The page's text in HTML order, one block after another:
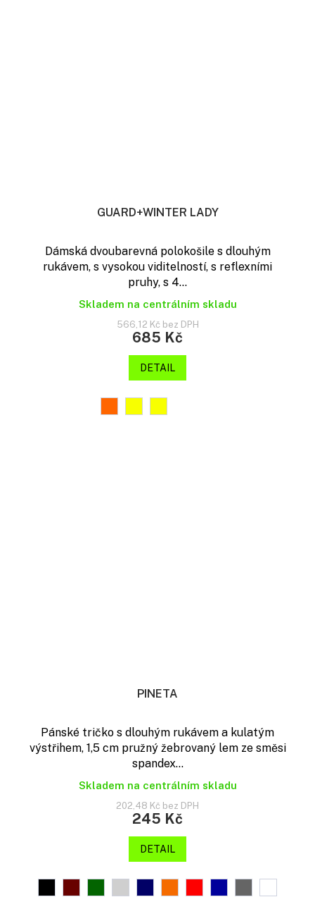
GUARD+WINTER LADY
Dámská dvoubarevná polokošile s dlouhým
rukávem, s vysokou viditelností, s reflexními
pruhy, s 4...
Skladem na centrálním skladu
566,12 Kč bez DPH
685 Kč
DETAIL
PINETA
Pánské tričko s dlouhým rukávem a kulatým
výstřihem, 1,5 cm pružný žebrovaný lem ze směsi
spandex...
Skladem na centrálním skladu
202,48 Kč bez DPH
245 Kč
DETAIL